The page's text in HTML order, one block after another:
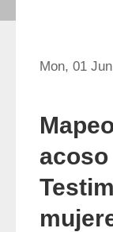
Mon, 01